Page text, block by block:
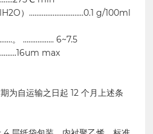
）…………………………0.1 g/100ml
。 …………….. 6~7.5
max
为自运输之日起 12 个月上述条